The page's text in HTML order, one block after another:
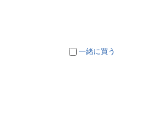
一緒に買う